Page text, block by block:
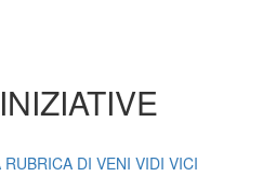
DI VENI VIDI VICI